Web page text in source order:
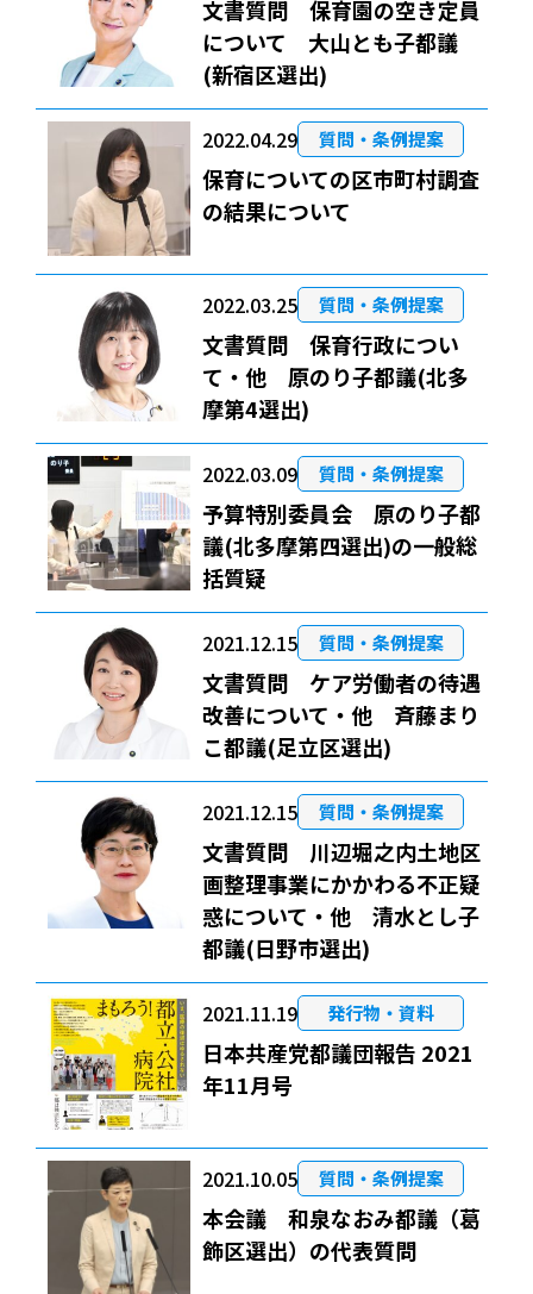
文書質問 保育園の空き定員
について 大山とも子都議
(新宿区選出)
2022.04.29 質問・条例提案
保育についての区市町村調査
の結果について
2022.03.25 質問・条例提案
文書質問 保育行政につい
て・他 原のり子都議(北多
摩第4選出)
2022.03.09 質問・条例提案
予算特別委員会 原のり子都
議(北多摩第四選出)の一般総
括質疑
2021.12.15 質問・条例提案
文書質問 ケア労働者の待遇
改善について・他 斉藤まり
こ都議(足立区選出)
2021.12.15 質問・条例提案
文書質問 川辺堀之内土地区
画整理事業にかかわる不正疑
惑について・他 清水とし子
都議(日野市選出)
2021.11.19 発行物・資料
日本共産党都議団報告 2021
年11月号
2021.10.05 質問・条例提案
本会議 和泉なおみ都議（葛
飾区選出）の代表質問